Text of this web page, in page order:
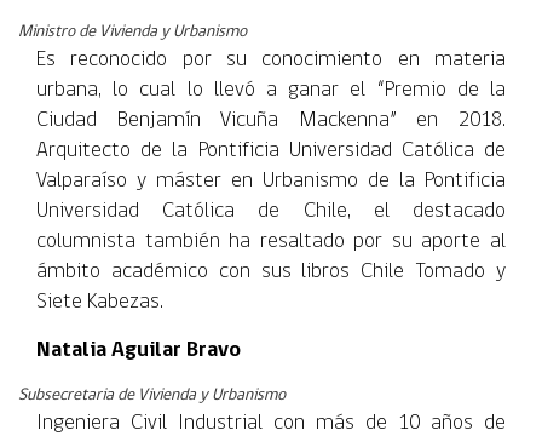
Ministro de Vivienda y Urbanismo
Es reconocido por su conocimiento en materia
urbana, lo cual lo llevó a ganar el “Premio de la
Ciudad Benjamín Vicuña Mackenna” en 2018.
Arquitecto de la Pontificia Universidad Católica de
Valparaíso y máster en Urbanismo de la Pontificia
Universidad Católica de Chile, el destacado
columnista también ha resaltado por su aporte al
ámbito académico con sus libros Chile Tomado y
Siete Kabezas.
Natalia Aguilar Bravo
Subsecretaria de Vivienda y Urbanismo
Ingeniera Civil Industrial con más de 10 años de